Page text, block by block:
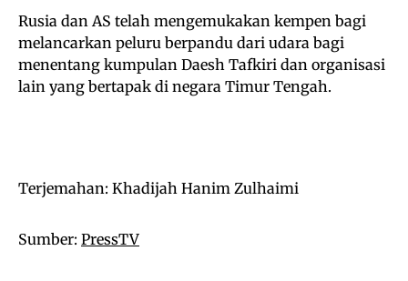
Rusia dan AS telah mengemukakan kempen bagi
melancarkan peluru berpandu dari udara bagi
menentang kumpulan Daesh Tafkiri dan organisasi
lain yang bertapak di negara Timur Tengah.
Terjemahan: Khadijah Hanim Zulhaimi
Sumber: PressTV